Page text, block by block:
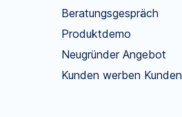
Beratungsgespräch
Produktdemo
Neugründer Angebot
Kunden werben Kunden